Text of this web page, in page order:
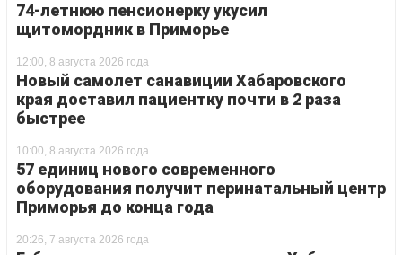
74-летнюю пенсионерку укусил
щитомордник в Приморье
12:00, 8 августа 2026 года
Новый самолет санавиции Хабаровского
края доставил пациентку почти в 2 раза
быстрее
10:00, 8 августа 2026 года
57 единиц нового современного
оборудования получит перинатальный центр
Приморья до конца года
20:26, 7 августа 2026 года